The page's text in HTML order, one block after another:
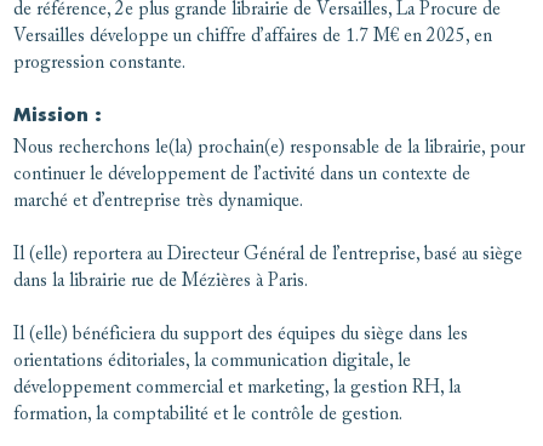
de référence, 2e plus grande librairie de Versailles, La Procure de
Versailles développe un chiffre d’affaires de 1.7 M€ en 2025, en
progression constante.
Mission :
Nous recherchons le(la) prochain(e) responsable de la librairie, pour
continuer le développement de l’activité dans un contexte de
marché et d’entreprise très dynamique.
Il (elle) reportera au Directeur Général de l’entreprise, basé au siège
dans la librairie rue de Mézières à Paris.
Il (elle) bénéficiera du support des équipes du siège dans les
orientations éditoriales, la communication digitale, le
développement commercial et marketing, la gestion RH, la
formation, la comptabilité et le contrôle de gestion.